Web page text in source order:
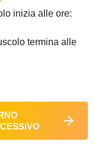
inizia alle ore:
termina alle